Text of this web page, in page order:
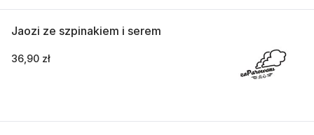
Jaozi ze szpinakiem i serem
36,90 zł